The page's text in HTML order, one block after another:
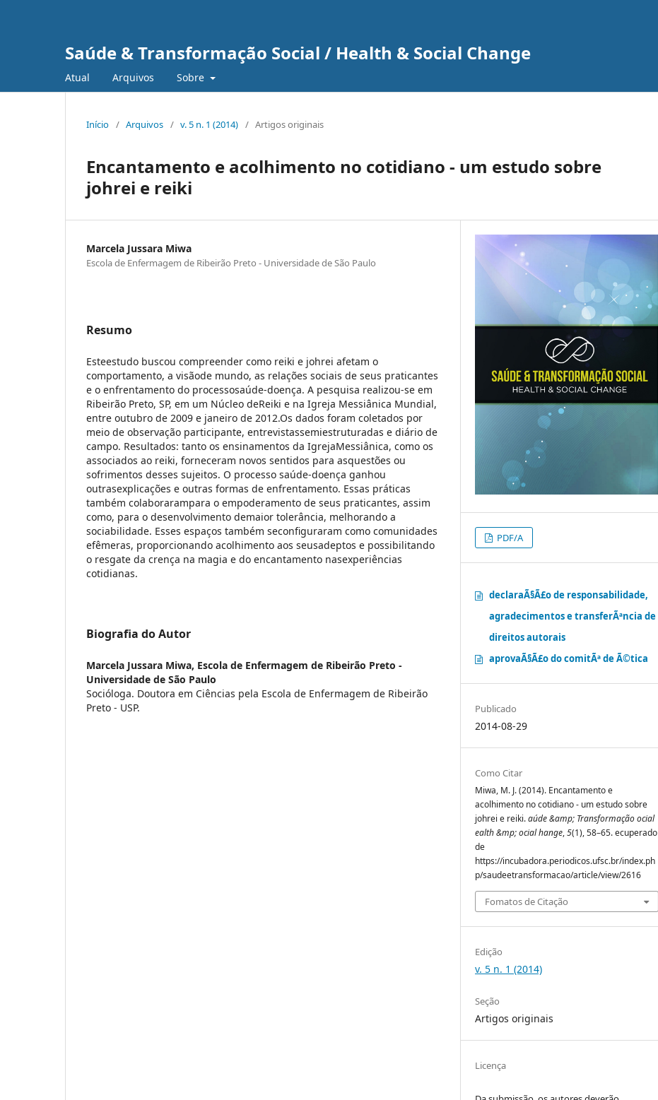
Saúde & Transformação Social / Health & Social Change
Atual Arquivos Sobre
Início / Arquivos / v. 5 n. 1 (2014) / Artigos originais
Encantamento e acolhimento no cotidiano - um estudo sobre
johrei e reiki
Marcela Jussara Miwa
Escola de Enfermagem de Ribeirão Preto - Universidade de São Paulo
Resumo
Esteestudo buscou compreender como reiki e johrei afetam o
comportamento, a visãode mundo, as relações sociais de seus praticantes
e o enfrentamento do processosaúde-doença. A pesquisa realizou-se em
Ribeirão Preto, SP, em um Núcleo deReiki e na Igreja Messiânica Mundial,
entre outubro de 2009 e janeiro de 2012.Os dados foram coletados por
meio de observação participante, entrevistassemiestruturadas e diário de
campo. Resultados: tanto os ensinamentos da IgrejaMessiânica, como os
associados ao reiki, forneceram novos sentidos para asquestões ou
sofrimentos desses sujeitos. O processo saúde-doença ganhou
outrasexplicações e outras formas de enfrentamento. Essas práticas
também colaborarampara o empoderamento de seus praticantes, assim
como, para o desenvolvimento demaior tolerância, melhorando a
sociabilidade. Esses espaços também seconfiguraram como comunidades
efêmeras, proporcionando acolhimento aos seusadeptos e possibilitando
o resgate da crença na magia e do encantamento nasexperiências
cotidianas.
Biografia do Autor
Marcela Jussara Miwa, Escola de Enfermagem de Ribeirão Preto -
Universidade de São Paulo
Socióloga. Doutora em Ciências pela Escola de Enfermagem de Ribeirão
Preto - USP.
PDF/A
declaraÃ§Ã£o de responsabilidade,
agradecimentos e transferÃªncia de
direitos autorais
aprovaÃ§Ã£o do comitÃª de Ã©tica
Publicado
2014-08-29
Como Citar
Miwa, M. J. (2014). Encantamento e
acolhimento no cotidiano - um estudo sobre
johrei e reiki.aúde &amp; Transformação ocial
ealth &mp; ocial hange,5(1), 58–65. ecuperado
de
https://incubadora.periodicos.ufsc.br/index.ph
p/saudeetransformacao/article/view/2616
Fomatos de Citação
Edição
v. 5 n. 1 (2014)
Seção
Artigos originais
Licença